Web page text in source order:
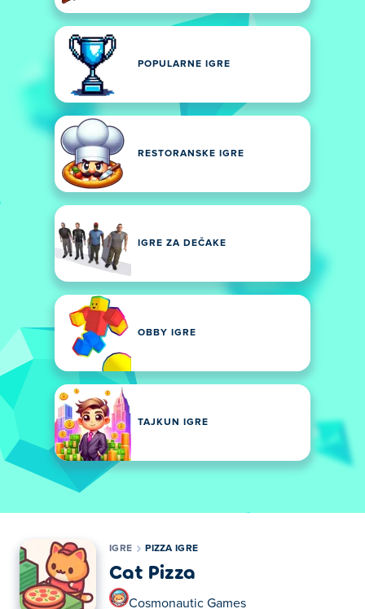
POPULARNE IGRE
RESTORANSKE IGRE
IGRE ZA DEČAKE
OBBY IGRE
TAJKUN IGRE
IGRE PIZZA IGRE
Cat Pizza
Cosmonautic Games